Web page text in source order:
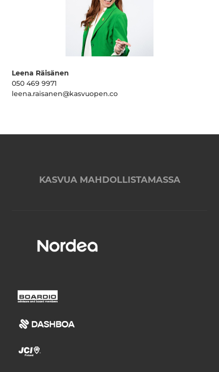
Leena Räisänen
050 469 9971
leena.raisanen@kasvuopen.co
KASVUA MAHDOLLISTAMASSA